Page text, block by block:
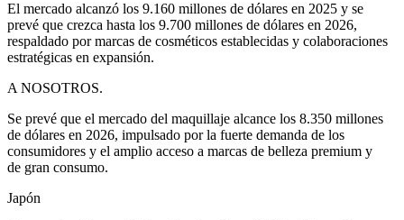
El mercado alcanzó los 9.160 millones de dólares en 2025 y se
prevé que crezca hasta los 9.700 millones de dólares en 2026,
respaldado por marcas de cosméticos establecidas y colaboraciones
estratégicas en expansión.
A NOSOTROS.
Se prevé que el mercado del maquillaje alcance los 8.350 millones
de dólares en 2026, impulsado por la fuerte demanda de los
consumidores y el amplio acceso a marcas de belleza premium y
de gran consumo.
Japón